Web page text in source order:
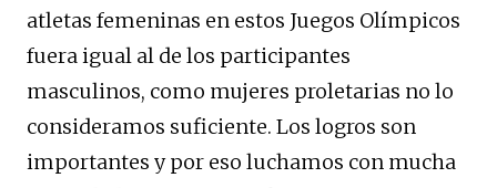
atletas femeninas en estos Juegos Olímpicos
fuera igual al de los participantes
masculinos, como mujeres proletarias no lo
consideramos suficiente. Los logros son
importantes y por eso luchamos con mucha